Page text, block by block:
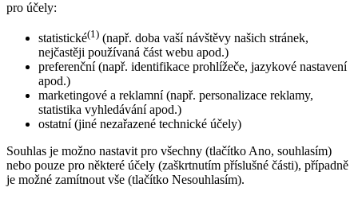
pro účely:
statistické(1) (např. doba vaší návštěvy našich stránek,
nejčastěji používaná část webu apod.)
preferenční (např. identifikace prohlížeče, jazykové nastavení
apod.)
marketingové a reklamní (např. personalizace reklamy,
statistika vyhledávání apod.)
ostatní (jiné nezařazené technické účely)
Souhlas je možno nastavit pro všechny (tlačítko Ano, souhlasím)
nebo pouze pro některé účely (zaškrtnutím příslušné části), případně
je možné zamítnout vše (tlačítko Nesouhlasím).